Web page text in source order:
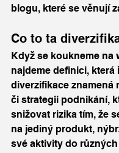
blogu, které se věnují
Co to ta
Když se koukneme na
najdeme definici, která
diverzifikace znamená
či strategii podnikání,
snižovat rizika tím, že
na jediný produkt,
své aktivity do